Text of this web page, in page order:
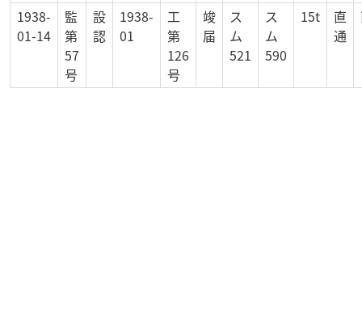
1938-
01-14
監
第
57
号
設
認
1938-
01
工
第
126
号
竣
届
ス
ム
521
ス
ム
590
15t
直
通